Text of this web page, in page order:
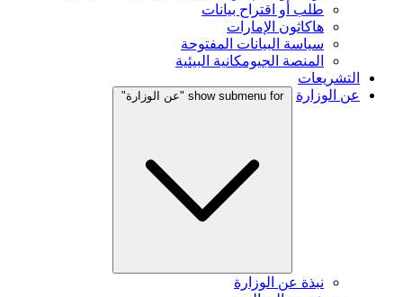
طلب أو اقتراح بيانات
هاكاثون الإمارات
سياسة البيانات المفتوحة
المنصة الجيومكانية البيئية
التشريعات
عن الوزارة
show submenu for "عن الوزارة"
نبذة عن الوزارة